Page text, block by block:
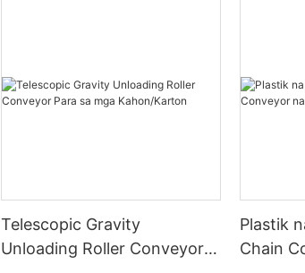
Telescopic Gravity
Unloading Roller Conveyor
Plastik
Chain